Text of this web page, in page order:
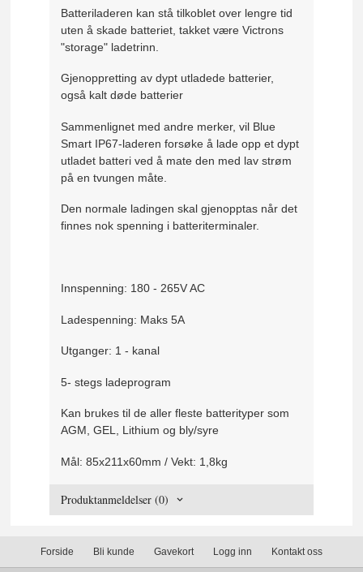
Batteriladeren kan stå tilkoblet over lengre tid
uten å skade batteriet, takket være Victrons
"storage" ladetrinn.
Gjenoppretting av dypt utladede batterier,
også kalt døde batterier
Sammenlignet med andre merker, vil Blue
Smart IP67-laderen forsøke å lade opp et dypt
utladet batteri ved å mate den med lav strøm
på en tvungen måte.
Den normale ladingen skal gjenopptas når det
finnes nok spenning i batteriterminaler.
Innspenning: 180 - 265V AC
Ladespenning: Maks 5A
Utganger: 1 - kanal
5- stegs ladeprogram
Kan brukes til de aller fleste batterityper som
AGM, GEL, Lithium og bly/syre
Mål: 85x211x60mm / Vekt: 1,8kg
Produktanmeldelser (0)
Forside Bli kunde Gavekort Logg inn Kontakt oss